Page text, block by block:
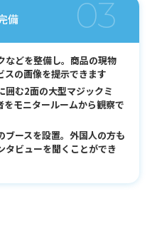
備 03
などを整備し。商品の現物
スの画像を提示できます
囲む2面の大型マジックミ
をモニタールームから観察で
ブースを設置。外国人の方も
タビューを聞くことができ